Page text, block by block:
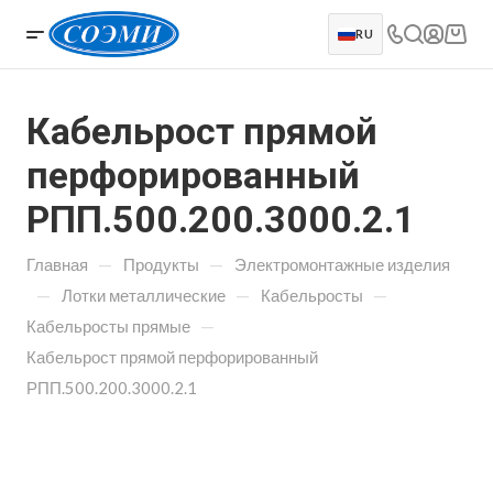
RU
Кабельрост прямой
перфорированный
РПП.500.200.3000.2.1
Главная — Продукты — Электромонтажные изделия
— Лотки металлические — Кабельросты —
Кабельросты прямые —
Кабельрост прямой перфорированный
РПП.500.200.3000.2.1